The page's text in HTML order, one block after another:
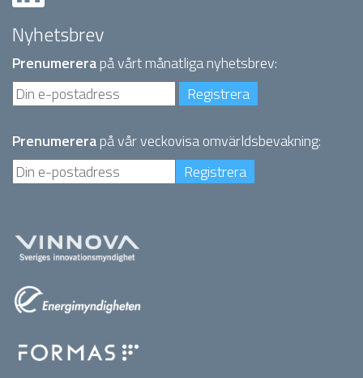
Nyhetsbrev
Prenumererapå vårt månatliga nyhetsbrev:
Prenumererapå vår veckovisa omvärldsbevakning: